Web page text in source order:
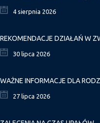
4 sierpnia 2026
30 lipca 2026
27 lipca 2026